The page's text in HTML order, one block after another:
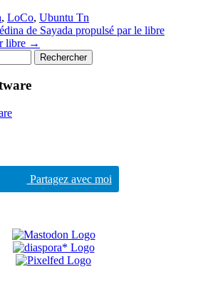
, LoCo, Ubuntu Tn
de Sayada propulsé par le libre
libre →
Partagez avec moi